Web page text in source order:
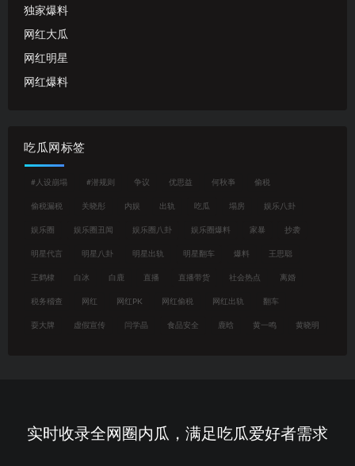
独家爆料
网红大瓜
网红明星
网红爆料
吃瓜网标签
#人设崩塌 #潜规则 争议 优思益 何秋亊 偷税
偷税漏税 关晓彤 内娱 出轨 吃瓜 塌房 娱乐八卦
娱乐圈 娱乐圈丑闻 娱乐圈八卦 娱乐圈爆料 家暴 抄袭
明星代言 明星八卦 明星出轨 明星翻车 爆料 王思聪
王鹤棣 白冰 白鹿 直播 直播带货 社会热点 离婚
税务稽查 网红 网红PK 网红偷税 网红出轨 翻车
耍大牌 虚假宣传 闫学晶 食品安全 鹿晗 黄一鸣 黄晓明
实时收录全网圈内瓜，满足吃瓜爱好者需求